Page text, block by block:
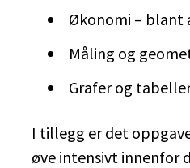
Økonomi – blant
Måling og
Grafer og
I tillegg er det
øve intensivt innenfor